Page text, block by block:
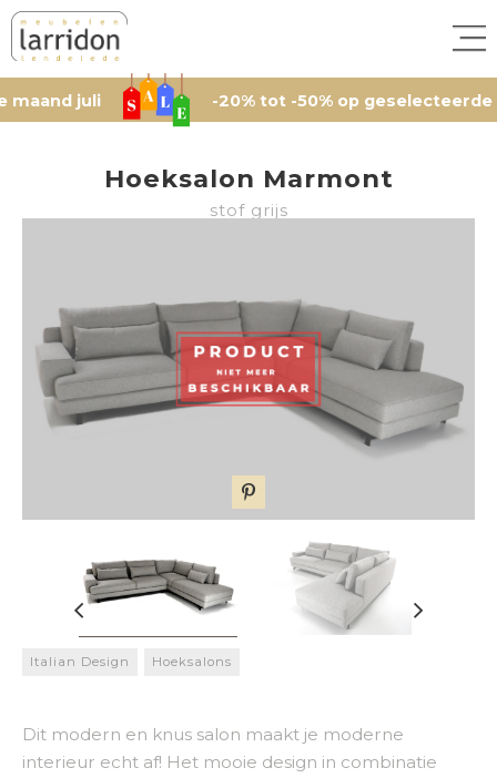
juli -20% tot -50% op geselecteerde
Hoeksalon Marmont
stof grijs
Italian Design Hoeksalons
Dit modern en knus salon maakt je moderne
interieur echt af! Het mooie design in combinatie